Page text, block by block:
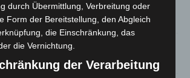
von „Archetyp Market“ erhoben
durch Übermittlung, Verbreitung oder
Form der Bereitstellung, den Abgleich
die Einschränkung, das
die Vernichtung.
der Verarbeitung